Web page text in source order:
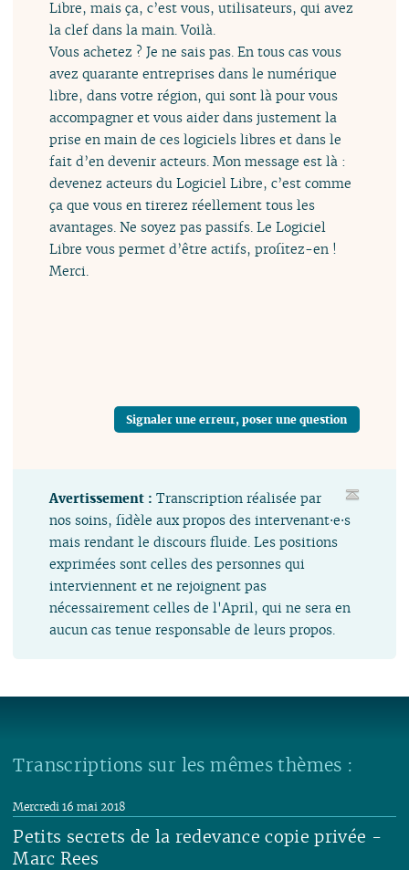
Libre, mais ça, c’est vous, utilisateurs, qui avez
la clef dans la main. Voilà.
Vous achetez ? Je ne sais pas. En tous cas vous
avez quarante entreprises dans le numérique
libre, dans votre région, qui sont là pour vous
accompagner et vous aider dans justement la
prise en main de ces logiciels libres et dans le
fait d’en devenir acteurs. Mon message est là :
devenez acteurs du Logiciel Libre, c’est comme
ça que vous en tirerez réellement tous les
avantages. Ne soyez pas passifs. Le Logiciel
Libre vous permet d’être actifs, profitez-en !
Merci.
Signaler une erreur, poser une question
Avertissement :Transcription réalisée par
nos soins, fidèle aux propos des intervenant⋅e⋅s
mais rendant le discours fluide. Les positions
exprimées sont celles des personnes qui
interviennent et ne rejoignent pas
nécessairement celles de l'April, qui ne sera en
aucun cas tenue responsable de leurs propos.
Transcriptions sur les mêmes thèmes :
Petits secrets de la redevance copie privée -
Marc Rees
Mercredi 16 mai 2018